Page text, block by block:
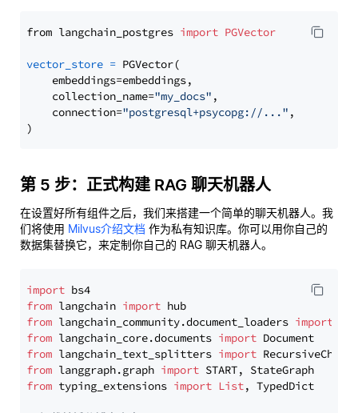
from langchain_postgres import PGVector
vector_store = PGVector(
    embeddings=embeddings,
    collection_name=
"my_docs" ,
    connection=
"postgresql+psycopg://..." ,
第 5 步：正式构建 RAG 聊天机器人
在设置好所有组件之后，我们来搭建一个简单的聊天机器人。我
们将使用 Milvus介绍文档 作为私有知识库。你可以用你自己的
数据集替换它，来定制你自己的 RAG 聊天机器人。
import
from langchain import
from langchain_community.document_loaders import
from langchain_core.documents import
from langchain_text_splitters import
from langgraph.graph import
from typing_extensions import List, TypedDict